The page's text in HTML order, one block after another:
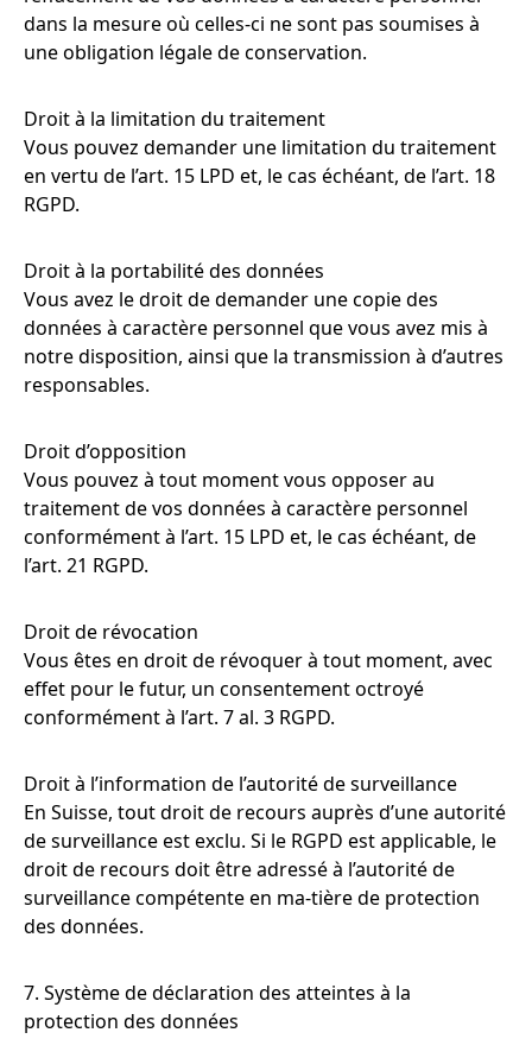
dans la mesure où celles-ci ne sont pas soumises à
une obligation légale de conservation.
Droit à la limitation du traitement
Vous pouvez demander une limitation du traitement
en vertu de l’art. 15 LPD et, le cas échéant, de l’art. 18
RGPD.
Droit à la portabilité des données
Vous avez le droit de demander une copie des
données à caractère personnel que vous avez mis à
notre disposition, ainsi que la transmission à d’autres
responsables.
Droit d’opposition
Vous pouvez à tout moment vous opposer au
traitement de vos données à caractère personnel
conformément à l’art. 15 LPD et, le cas échéant, de
l’art. 21 RGPD.
Droit de révocation
Vous êtes en droit de révoquer à tout moment, avec
effet pour le futur, un consentement octroyé
conformément à l’art. 7 al. 3 RGPD.
Droit à l’information de l’autorité de surveillance
En Suisse, tout droit de recours auprès d’une autorité
de surveillance est exclu. Si le RGPD est applicable, le
droit de recours doit être adressé à l’autorité de
surveillance compétente en ma-tière de protection
des données.
7. Système de déclaration des atteintes à la
protection des données